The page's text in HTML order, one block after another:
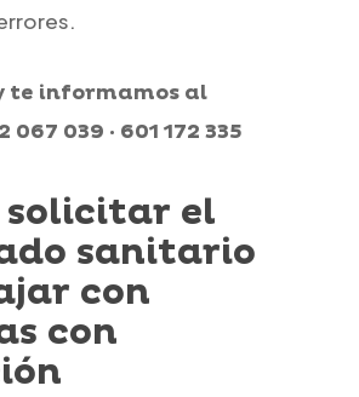
te informamos al
039 · 601 172 335
solicitar el
sanitario
con
con